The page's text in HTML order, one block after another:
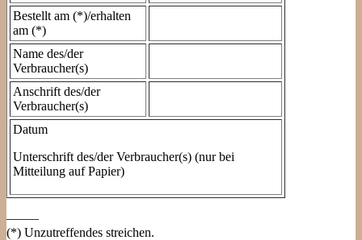
Bestellt am (*)/erhalten
am (*)
Name des/der
Verbraucher(s)
Anschrift des/der
Verbraucher(s)
Datum
Unterschrift des/der Verbraucher(s) (nur bei
Mitteilung auf Papier)
——–
(*) Unzutreffendes streichen.